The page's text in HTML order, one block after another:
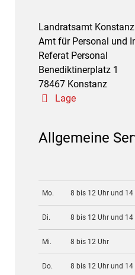
Landratsamt Konstanz
Amt für Personal und
Referat Personal
Benediktinerplatz 1
78467 Konstanz
Lage
Allgemeine
Mo. 8 bis 12 Uhr und 14
Di. 8 bis 12 Uhr und 14
Mi. 8 bis 12 Uhr
Do. 8 bis 12 Uhr und 14